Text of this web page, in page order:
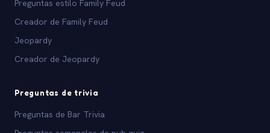
Preguntas estilo Family Feud
Creador de Family Feud
Jeopardy
Creador de Jeopardy
Preguntas de trivia
Preguntas de Bar Trivia